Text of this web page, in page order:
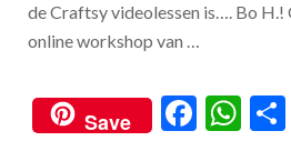
de Craftsy videolessen is…. Bo
online workshop van …
Save
F
W